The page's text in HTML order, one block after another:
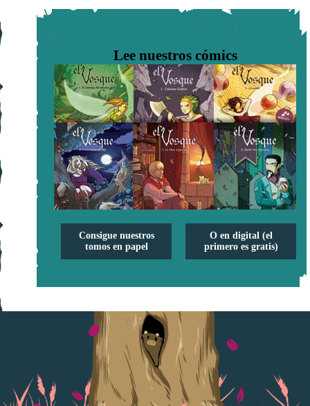
Lee nuestros cómics
Consigue nuestros
tomos en papel
O en digital (el
primero es gratis)